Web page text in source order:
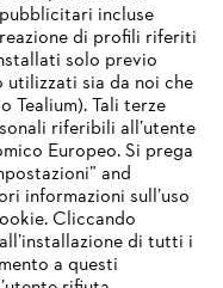
incluse
di profili riferiti
solo previo
utilizzati sia da noi che
Tealium). Tali terze
riferibili all’utente
Europeo. Si prega
and
informazioni sull’uso
Cliccando
di tutti i
a questi